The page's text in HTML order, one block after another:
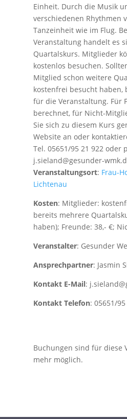
Einheit. Durch die Musik
verschiedenen Rhythmen
Tanzeinheit wie im Flug.
Veranstaltung handelt es
Quartalskurs. Mitglieder
kostenlos besuchen.
Mitglied schon weitere
kostenfrei besucht haben,
für die Veranstaltung. Für
berechnet, für Nicht-
Sie sich zu diesem Kurs
Website an oder
Tel. 05651/95 21 922 oder
j.sieland@gesunder-
Veranstaltungsort: Frau-
Lichtenau
Kosten: Mitglieder:
bereits mehrere
haben); Freunde: 38,- €;
Veranstalter: Gesunder
Ansprechpartner: Jasmin
Kontakt E-Mail:
Kontakt Telefon: 05651/
Buchungen sind für diese
mehr möglich.